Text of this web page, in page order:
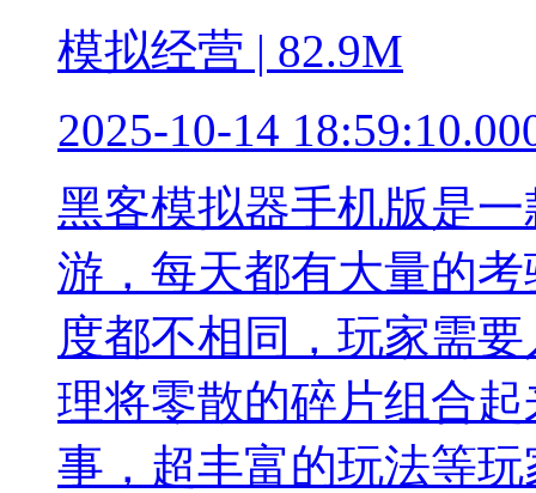
模拟经营 | 82.9M
2025-10-14
黑客模拟器手机版是
游，每天都有大量的
度都不相同，玩家需
理将零散的碎片组合
事，超丰富的玩法等